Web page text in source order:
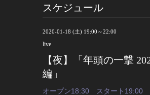
スケジュール
2020-01-18 (土) 19:00～22:00
live
【夜】「年頭の一撃
編」
オープン18:30　スタート19:00